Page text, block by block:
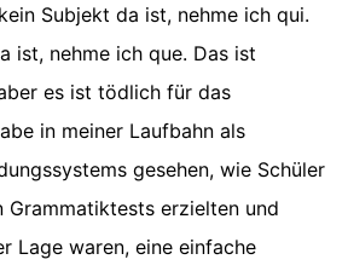
Subjekt da ist, nehme ich qui.
ist, nehme ich que. Das ist
es ist tödlich für das
in meiner Laufbahn als
gesehen, wie Schüler
Grammatiktests erzielten und
Lage waren, eine einfache